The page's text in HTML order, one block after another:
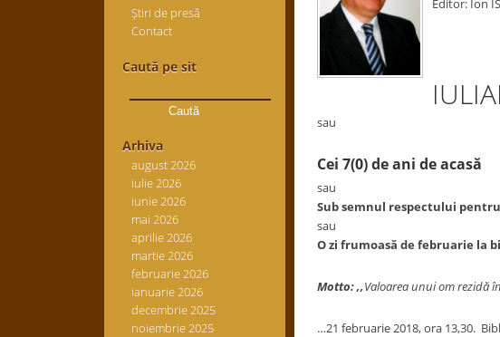
Știri de presă
Contact
Caută pe sit
după:
Arhiva
august 2026
iulie 2026
iunie 2026
mai 2026
aprilie 2026
martie 2026
februarie 2026
ianuarie 2026
decembrie 2025
noiembrie 2025
Editor: Ion
sau
Cei 7(0) de ani de acasă
sau
Sub semnul respectului
sau
O zi frumoasă de februarie la
Motto: ,,Valoarea unui om rezidă
…21 februarie 2018, ora 13,30.